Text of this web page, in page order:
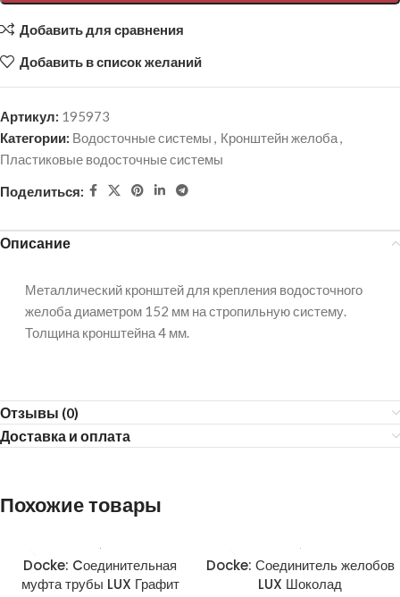
Добавить для сравнения
Добавить в список желаний
Артикул: 195973
Категории: Водосточные системы , Кронштейн желоба,
Пластиковые водосточные системы
Поделиться:
Описание
Металлический кронштей для крепления водосточного
желоба диаметром 152 мм на стропильную систему.
Толщина кронштейна 4 мм.
Отзывы (0)
Доставка и оплата
Похожие товары
Docke: Cоединительная
муфта трубы LUX Графит
Docke: Соединитель желобов
LUX Шоколад